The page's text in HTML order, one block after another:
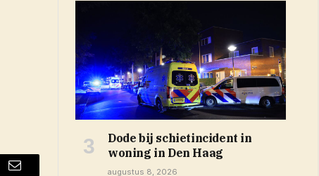
Dode bij schietincident in
woning in Den Haag
augustus 8, 2026